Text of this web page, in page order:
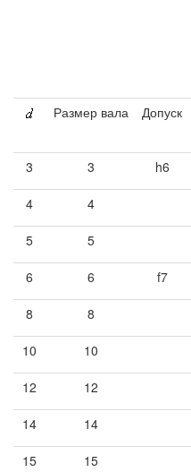
Размер вала
Допуск
3 3 h6
4 4
5 5
6 6 f7
8 8
10 10
12 12
14 14
15 15